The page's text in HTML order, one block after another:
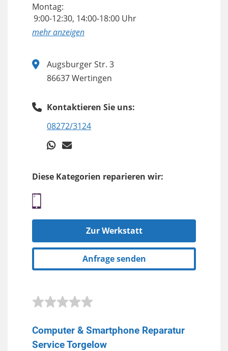
Montag:
9:00-12:30, 14:00-18:00 Uhr
anzeigen
Augsburger Str. 3
86637 Wertingen
Kontaktieren Sie uns:
08272/3124
Diese Kategorien reparieren wir:
Zur Werkstatt
Anfrage senden
Computer & Smartphone Reparatur
Service Torgelow